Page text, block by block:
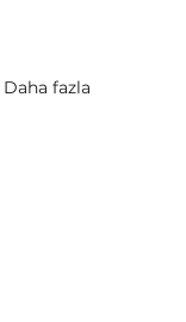
Daha fazla